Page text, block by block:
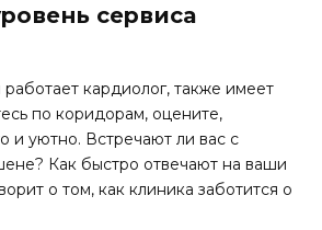
сервиса
кардиолог, также имеет
по коридорам, оцените,
и уютно. Встречают ли вас с
Как быстро отвечают на ваши
о том, как клиника заботится о